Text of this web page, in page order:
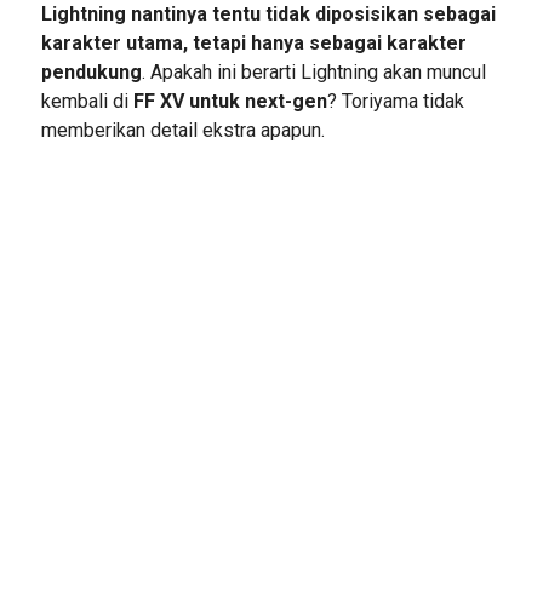
Lightning nantinya tentu tidak diposisikan sebagai
karakter utama, tetapi hanya sebagai karakter
pendukung. Apakah ini berarti Lightning akan muncul
kembali di FF XV untuk next-gen? Toriyama tidak
memberikan detail ekstra apapun.